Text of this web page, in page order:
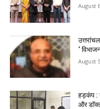
August
‘
August
हड़कंप :
और